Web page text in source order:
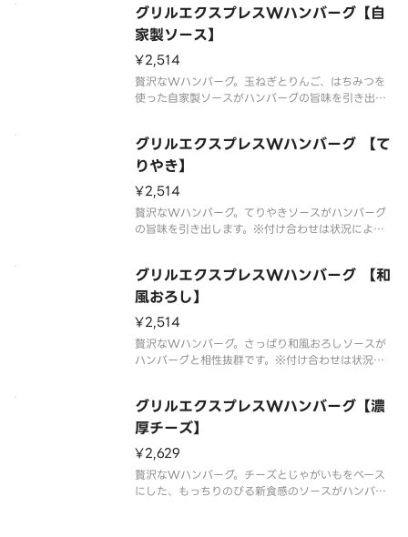
グリルエクスプレスWハンバーグ【自
家製ソース】
¥2,514
贅沢なWハンバーグ。玉ねぎとりんご、はちみつを
使った自家製ソースがハンバーグの旨味を引き出し
グリルエクスプレスWハンバーグ 【て
りやき】
¥2,514
贅沢なWハンバーグ。てりやきソースがハンバーグ
の旨味を引き出します。※付け合わせは状況により
グリルエクスプレスWハンバーグ 【和
風おろし】
¥2,514
贅沢なWハンバーグ。さっぱり和風おろしソースが
ハンバーグと相性抜群です。※付け合わせは状況に
グリルエクスプレスWハンバーグ【濃
厚チーズ】
¥2,629
贅沢なWハンバーグ。チーズとじゃがいもをベース
にした、もっちりのびる新食感のソースがハンバー